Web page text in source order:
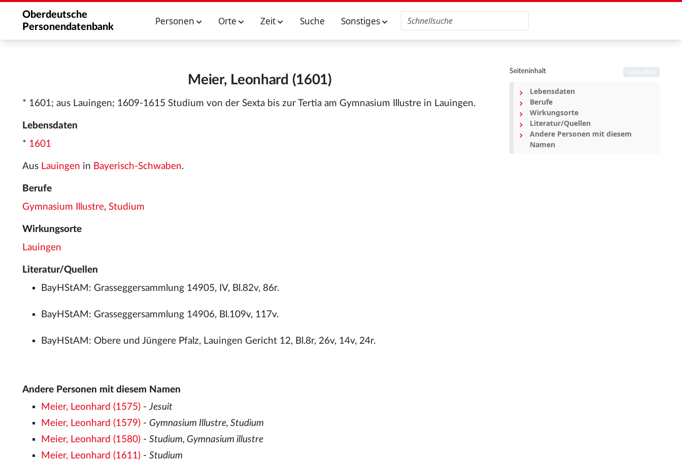
Oberdeutsche
Personendatenbank
Personen Orte Zeit Suche Sonstiges
Meier, Leonhard (1601)
* 1601; aus Lauingen; 1609-1615 Studium von der Sexta bis zur Tertia am Gymnasium Illustre in Lauingen.
Lebensdaten
* 1601
Aus Lauingen in Bayerisch-Schwaben.
Berufe
Gymnasium Illustre, Studium
Wirkungsorte
Lauingen
Literatur/Quellen
BayHStAM: Grasseggersammlung 14905, IV, Bl.82v, 86r.
BayHStAM: Grasseggersammlung 14906, Bl.109v, 117v.
BayHStAM: Obere und Jüngere Pfalz, Lauingen Gericht 12, Bl.8r, 26v, 14v, 24r.
Andere Personen mit diesem Namen
Meier, Leonhard (1575) -Jesuit
Meier, Leonhard (1579) - Gymnasium Illustre, Studium
Meier, Leonhard (1580) -Studium, Gymnasium illustre
Meier, Leonhard (1611) -Studium
Seiteninhalt
Lebensdaten
Berufe
Wirkungsorte
Literatur/Quellen
Andere Personen mit diesem
Namen